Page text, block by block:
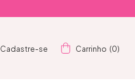
Cadastre-se Carrinho (0)